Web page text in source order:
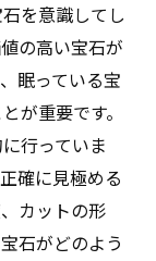
を意識してし
の高い宝石が
眠っている宝
が重要です。
行っていま
確に見極める
カットの形
石がどのよう